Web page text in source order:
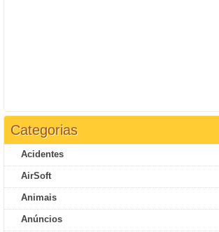
Categorias
Acidentes
AirSoft
Animais
Anúncios